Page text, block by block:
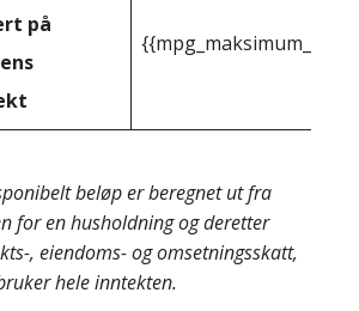
på
beløp er beregnet ut fra
for en husholdning og deretter
, eiendoms- og omsetningsskatt,
hele inntekten.